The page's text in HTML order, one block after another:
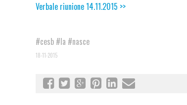
Verbale riunione 14.11.2015 >>
#cesb #la #nasce
18-11-2015